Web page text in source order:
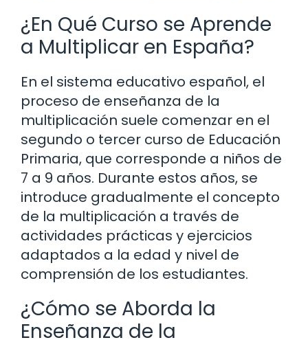
¿En Qué Curso se Aprende
a Multiplicar en España?
En el sistema educativo español, el
proceso de enseñanza de la
multiplicación suele comenzar en el
segundo o tercer curso de Educación
Primaria, que corresponde a niños de
7 a 9 años. Durante estos años, se
introduce gradualmente el concepto
de la multiplicación a través de
actividades prácticas y ejercicios
adaptados a la edad y nivel de
comprensión de los estudiantes.
¿Cómo se Aborda la
Enseñanza de la